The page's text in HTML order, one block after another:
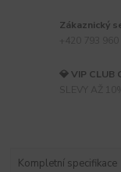
Zákaznický
💎 VIP CLUB
Kompletní specifikace